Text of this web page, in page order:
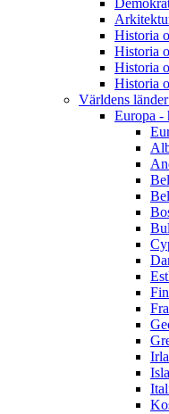
Historia
Historia
Historia
Historia
Världens
Europa -